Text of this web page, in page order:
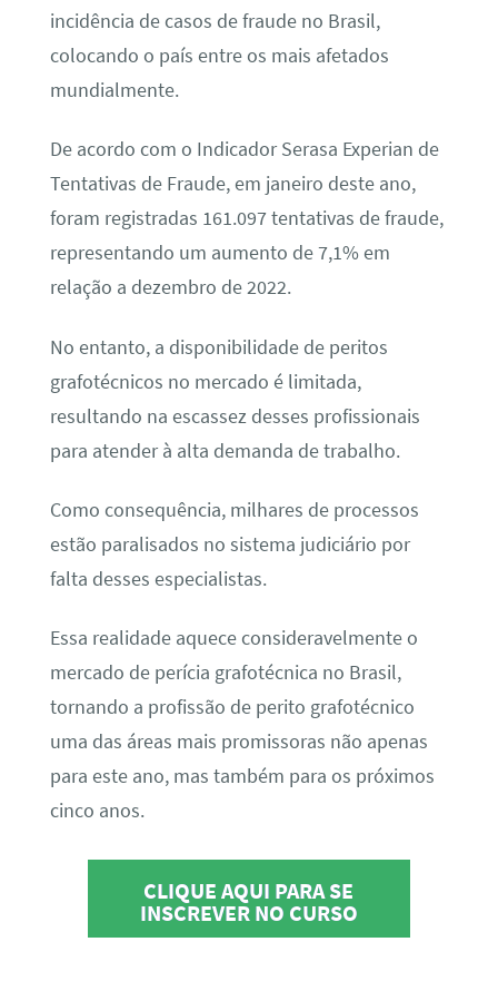
incidência de casos de fraude no Brasil,
colocando o país entre os mais afetados
mundialmente.
De acordo com o Indicador Serasa Experian de
Tentativas de Fraude, em janeiro deste ano,
foram registradas 161.097 tentativas de fraude,
representando um aumento de 7,1% em
relação a dezembro de 2022.
No entanto, a disponibilidade de peritos
grafotécnicos no mercado é limitada,
resultando na escassez desses profissionais
para atender à alta demanda de trabalho.
Como consequência, milhares de processos
estão paralisados no sistema judiciário por
falta desses especialistas.
Essa realidade aquece consideravelmente o
mercado de perícia grafotécnica no Brasil,
tornando a profissão de perito grafotécnico
uma das áreas mais promissoras não apenas
para este ano, mas também para os próximos
cinco anos.
CLIQUE AQUI PARA SE
INSCREVER NO CURSO